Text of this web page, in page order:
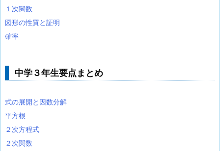
１次関数
図形の性質と証明
確率
中学３年生要点まとめ
式の展開と因数分解
平方根
２次方程式
２次関数